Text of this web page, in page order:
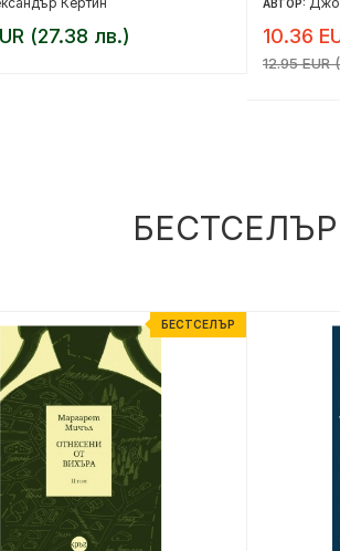
(27.38 лв.)
АВТОР:
10.36
12.95 EUR
БЕСТСЕЛЪР